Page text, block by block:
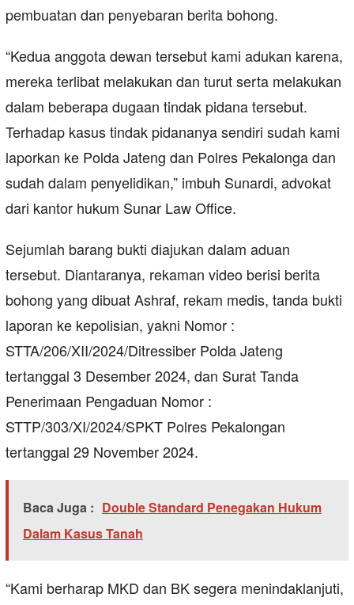
pembuatan dan penyebaran berita bohong.
“Kedua anggota dewan tersebut kami adukan karena,
mereka terlibat melakukan dan turut serta melakukan
dalam beberapa dugaan tindak pidana tersebut.
Terhadap kasus tindak pidananya sendiri sudah kami
laporkan ke Polda Jateng dan Polres Pekalonga dan
sudah dalam penyelidikan,” imbuh Sunardi, advokat
dari kantor hukum Sunar Law Office.
Sejumlah barang bukti diajukan dalam aduan
tersebut. Diantaranya, rekaman video berisi berita
bohong yang dibuat Ashraf, rekam medis, tanda bukti
laporan ke kepolisian, yakni Nomor :
STTA/206/XII/2024/Ditressiber Polda Jateng
tertanggal 3 Desember 2024, dan Surat Tanda
Penerimaan Pengaduan Nomor :
STTP/303/XI/2024/SPKT Polres Pekalongan
tertanggal 29 November 2024.
Baca Juga : Double Standard Penegakan Hukum
Dalam Kasus Tanah
“Kami berharap MKD dan BK segera menindaklanjuti,